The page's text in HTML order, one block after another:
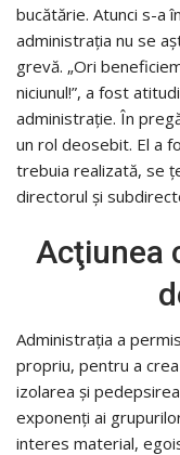
bucătărie. Atunci s-a
administraţia nu se
grevă. „Ori
niciunul!”, a fost
administraţie. În
un rol deosebit. El a
trebuia realizată, se
directorul şi
Acţiunea
Administraţia a
propriu, pentru a
izolarea şi
exponenţi ai
interes material,